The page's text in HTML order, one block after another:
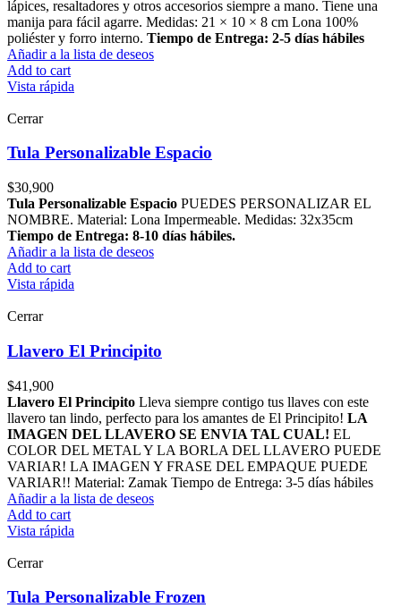
lápices, resaltadores y otros accesorios siempre a mano. Tiene una
manija para fácil agarre. Medidas: 21 × 10 × 8 cm Lona 100%
poliéster y forro interno. Tiempo de Entrega: 2-5 días hábiles
Añadir a la lista de deseos
Add to cart
Vista rápida
Cerrar
Tula Personalizable Espacio
$30,900
Tula Personalizable Espacio PUEDES PERSONALIZAR EL
NOMBRE. Material: Lona Impermeable. Medidas: 32x35cm
Tiempo de Entrega: 8-10 días hábiles.
Añadir a la lista de deseos
Add to cart
Vista rápida
Cerrar
Llavero El Principito
$41,900
Llavero El Principito Lleva siempre contigo tus llaves con este
llavero tan lindo, perfecto para los amantes de El Principito! LA
IMAGEN DEL LLAVERO SE ENVIA TAL CUAL! EL
COLOR DEL METAL Y LA BORLA DEL LLAVERO PUEDE
VARIAR! LA IMAGEN Y FRASE DEL EMPAQUE PUEDE
VARIAR!! Material: Zamak Tiempo de Entrega: 3-5 días hábiles
Añadir a la lista de deseos
Add to cart
Vista rápida
Cerrar
Tula Personalizable Frozen